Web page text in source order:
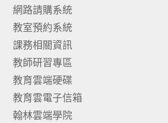
網路請購系統
教室預約系統
課務相關資訊
教師研習專區
教育雲端硬碟
教育雲電子信箱
翰林雲端學院